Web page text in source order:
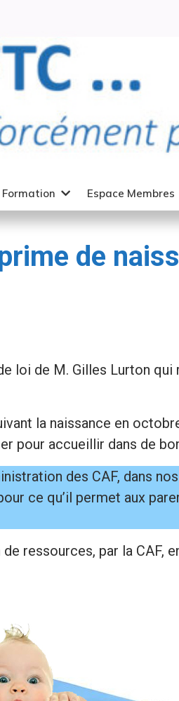
Formation Espace Membres
de
loi de M. Gilles Lurton
la naissance en
pour accueillir dans de
des CAF, dans
ce qu’il permet aux
ressources, par la CAF,